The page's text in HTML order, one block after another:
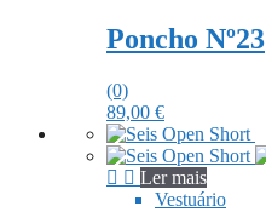
Poncho Nº23
(0)
89,00 €
Ler mais
Vestuário